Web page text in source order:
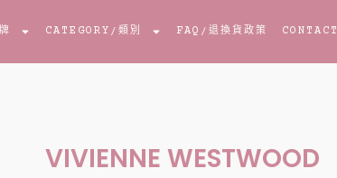
CATEGORY /類別 FAQ /退換貨政策 CONTACT
VIVIENNE WESTWOOD